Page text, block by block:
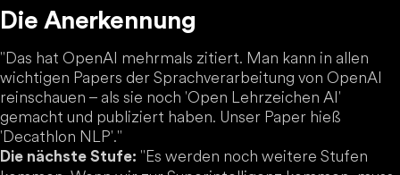
Die Anerkennung
"Das hat OpenAI mehrmals zitiert. Man kann in allen
wichtigen Papers der Sprachverarbeitung von OpenAI
reinschauen – als sie noch 'Open Lehrzeichen AI'
gemacht und publiziert haben. Unser Paper hieß
'Decathlon NLP'."
Die nächste Stufe: "Es werden noch weitere Stufen